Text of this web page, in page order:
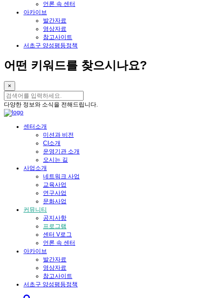
언론 속 센터
아카이브
발간자료
영상자료
참고사이트
서초구 양성평등정책
어떤 키워드를 찾으시나요?
×
다양한 정보와 소식을 전해드립니다.
센터소개
미션과 비전
CI소개
운영기관 소개
오시는 길
사업소개
네트워크 사업
교육사업
연구사업
문화사업
커뮤니티
공지사항
프로그램
센터 V로그
언론 속 센터
아카이브
발간자료
영상자료
참고사이트
서초구 양성평등정책